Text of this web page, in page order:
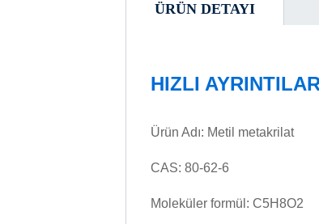
ÜRÜN DETAYI
HIZLI AYRINTILAR
Ürün Adı: Metil metakrilat
CAS: 80-62-6
Moleküler formül: C5H8O2